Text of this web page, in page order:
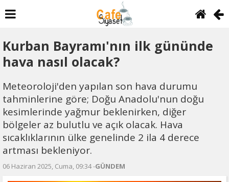
Kurban Bayramı'nın ilk gününde
hava nasıl olacak?
Meteoroloji'den yapılan son hava durumu
tahminlerine göre; Doğu Anadolu'nun doğu
kesimlerinde yağmur beklenirken, diğer
bölgeler az bulutlu ve açık olacak. Hava
sıcaklıklarının ülke genelinde 2 ila 4 derece
artması bekleniyor.
06 Haziran 2025, Cuma, 09:34 -GÜNDEM